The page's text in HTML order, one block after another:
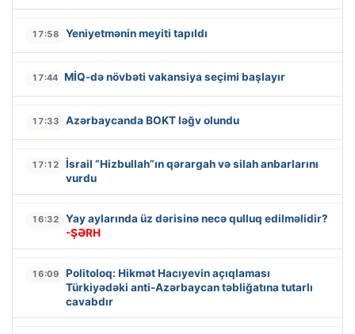
17:58 Yeniyetmənin meyiti tapıldı
17:44 MİQ-də növbəti vakansiya seçimi başlayır
17:33 Azərbaycanda BOKT ləğv olundu
17:12
İsrail “Hizbullah”ın qərargah və silah anbarlarını
vurdu
16:32
Yay aylarında üz dərisinə necə qulluq edilməlidir?
-ŞƏRH
16:09
Politoloq: Hikmət Hacıyevin açıqlaması
Türkiyədəki anti-Azərbaycan təbliğatına tutarlı
cavabdır